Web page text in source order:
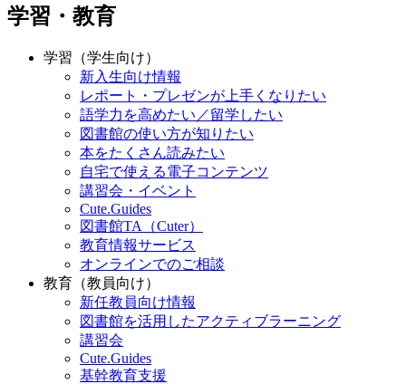
学習・教育
学習（学生向け）
新入生向け情報
レポート・プレゼンが上手くなりたい
語学力を高めたい／留学したい
図書館の使い方が知りたい
本をたくさん読みたい
自宅で使える電子コンテンツ
講習会・イベント
Cute.Guides
図書館TA（Cuter）
教育情報サービス
オンラインでのご相談
教育（教員向け）
新任教員向け情報
図書館を活用したアクティブラーニング
講習会
Cute.Guides
基幹教育支援